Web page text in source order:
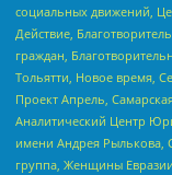
социальных движений,
Действие,
граждан,
Тольятти, Новое время,
Проект Апрель,
Аналитический Центр
имени Андрея Рылькова,
группа, Женщины